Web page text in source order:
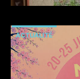
ACTUALITÉ